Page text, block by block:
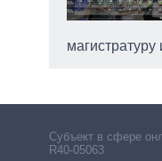
магистратуру
Субъект в сфере
R40-05063